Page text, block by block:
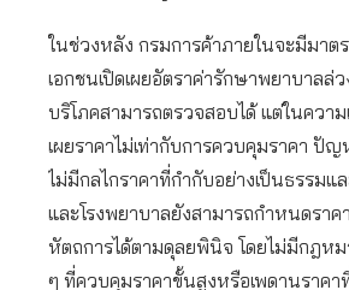
ในช่วงหลัง กรมการค้าภายในจะมีมาต
เอกชนเปิดเผยอัตราค่ารักษาพยาบาลล่
บริโภคสามารถตรวจสอบได้ แต่ในความ
เผยราคาไม่เท่ากับการควบคุมราคา ปั
ไม่มีกลไกราคาที่กำกับอย่างเป็นธรรมแ
และโรงพยาบาลยังสามารถกำหนดรา
หัตถการได้ตามดุลยพินิจ โดยไม่มีกฎห
ๆ ที่ควบคุมราคาขั้นสูงหรือเพดานราคา